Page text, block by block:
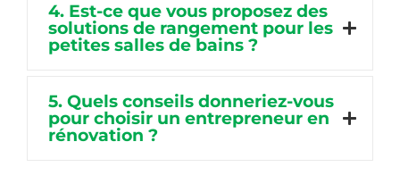
4. Est-ce que vous proposez des
solutions de rangement pour les
petites salles de bains ?
5. Quels conseils donneriez-vous
pour choisir un entrepreneur en
rénovation ?